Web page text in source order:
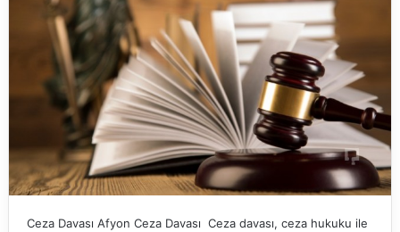
Ceza Davası Afyon Ceza Davası Ceza davası, ceza hukuku ile